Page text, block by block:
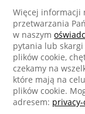
Więcej informacji
przetwarzania
w naszym
pytania lub
plików cookie,
czekamy na
które mają na
plików cookie.
adresem: